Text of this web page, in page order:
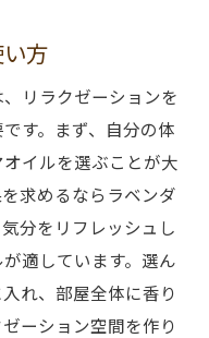
方
リラクゼーションを
す。まず、自分の体
イルを選ぶことが大
求めるならラベンダ
分をリフレッシュし
適しています。選ん
れ、部屋全体に香り
ーション空間を作り